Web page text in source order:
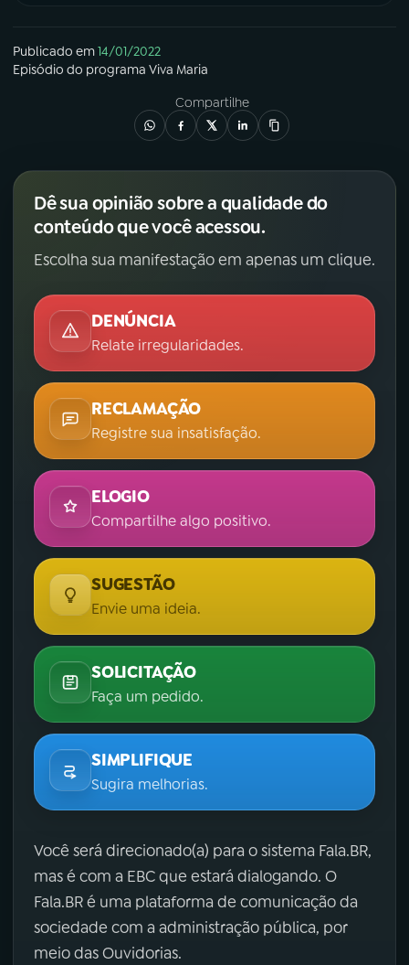
Publicado em14/01/2022
Episódio do programa Viva Maria
Compartilhe
Dê sua opinião sobre a qualidade do
conteúdo que você acessou.
Escolha sua manifestação em apenas um clique.
DENÚNCIA
Relate irregularidades.
RECLAMAÇÃO
Registre sua insatisfação.
ELOGIO
Compartilhe algo positivo.
SUGESTÃO
Envie uma ideia.
SOLICITAÇÃO
Faça um pedido.
SIMPLIFIQUE
Sugira melhorias.
Você será direcionado(a) para o sistema Fala.BR,
mas é com a EBC que estará dialogando. O
Fala.BR é uma plataforma de comunicação da
sociedade com a administração pública, por
meio das Ouvidorias.